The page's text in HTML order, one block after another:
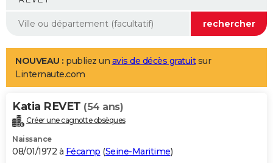
Mobiles
Meilleur smartphone
Internet
Ordinateurs
Jeux vidéo
Guide high-tech
Aménagement intérieur
LIFESTYLE
Art de vivre
Bien-être
Loisirs
Mode
Modes de vie
Alimentation
Guide de la santé
Maladies
Médicaments
Sommeil
VOYAGE
Destinations
City break
Voyage nature
Voyage de noces
Forum
Climat
+PHOTO
GUIDES D'ACHAT
NOUVEAU : publiez un avis de décès gratuitsur
Linternaute.com
Katia REVET (54 ans)
Créer une cagnotte obsèques
Naissance
08/01/1972 à Fécamp (Seine-Maritime)